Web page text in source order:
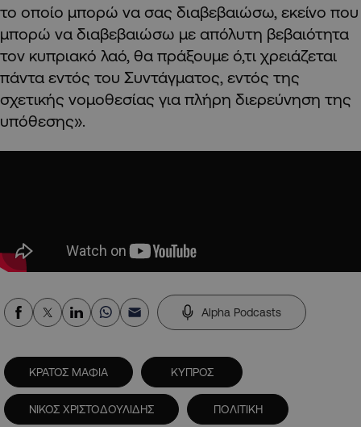
το οποίο μπορώ να σας διαβεβαιώσω, εκείνο που
μπορώ να διαβεβαιώσω με απόλυτη βεβαιότητα
τον κυπριακό λαό, θα πράξουμε ό,τι χρειάζεται
πάντα εντός του Συντάγματος, εντός της
σχετικής νομοθεσίας για πλήρη διερεύνηση της
υπόθεσης».
Alpha Podcasts
ΚΡΑΤΟΣ ΜΑΦΙΑ ΚΥΠΡΟΣ
ΝΙΚΟΣ ΧΡΙΣΤΟΔΟΥΛΙΔΗΣ ΠΟΛΙΤΙΚΗ